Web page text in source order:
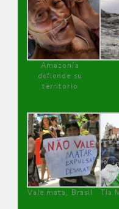
Amazonía
defiende su
territorio
Vale mata, Brasil
Tía